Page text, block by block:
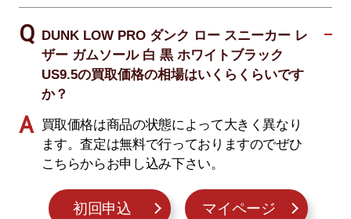
DUNK LOW PRO ダンク ロー スニーカー レ
ザー ガムソール 白 黒 ホワイトブラック
US9.5の買取価格の相場はいくらくらいです
か？
買取価格は商品の状態によって大きく異なり
ます。査定は無料で行っておりますのでぜひ
こちらからお申し込み下さい。
初回申込 マイページ